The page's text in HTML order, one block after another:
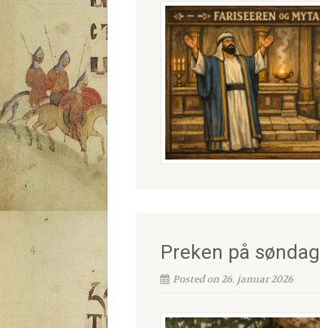
Preken på
Posted on 26. januar 2026